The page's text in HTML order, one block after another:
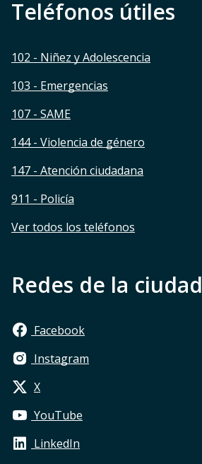
Teléfonos útiles
102 - Niñez y Adolescencia
103 - Emergencias
107 - SAME
144 - Violencia de género
147 - Atención ciudadana
911 - Policía
Ver todos los teléfonos
Redes de la ciudad
Facebook
Instagram
X
YouTube
LinkedIn